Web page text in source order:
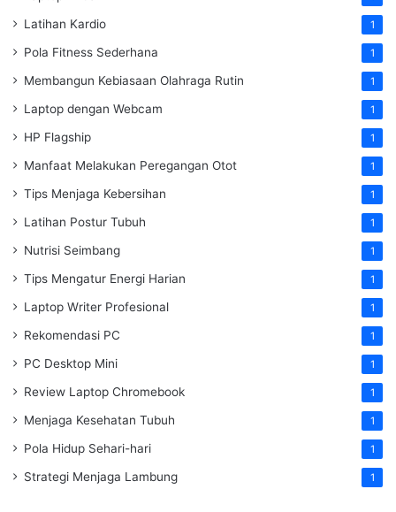
Latihan Kardio 1
Pola Fitness Sederhana 1
Membangun Kebiasaan Olahraga Rutin 1
Laptop dengan Webcam 1
HP Flagship 1
Manfaat Melakukan Peregangan Otot 1
Tips Menjaga Kebersihan 1
Latihan Postur Tubuh 1
Nutrisi Seimbang 1
Tips Mengatur Energi Harian 1
Laptop Writer Profesional 1
Rekomendasi PC 1
PC Desktop Mini 1
Review Laptop Chromebook 1
Menjaga Kesehatan Tubuh 1
Pola Hidup Sehari-hari 1
Strategi Menjaga Lambung 1